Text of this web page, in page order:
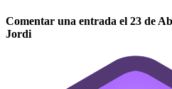
Comentar una entrada el 23 de
Jordi